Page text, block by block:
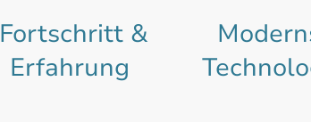
Fortschritt &
Erfahrung